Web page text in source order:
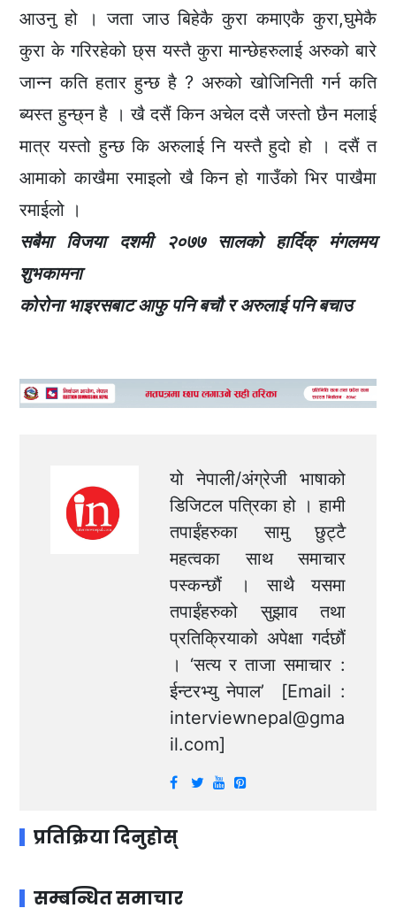
आउनु हो । जता जाउ बिहेकै कुरा कमाएकै कुरा,घुमेकै
कुरा के गरिरहेको छ्स यस्तै कुरा मान्छेहरुलाई अरुको बारे
जान्न कति हतार हुन्छ है ? अरुको खोजिनिती गर्न कति
ब्यस्त हुन्छ्न है । खै दसैं किन अचेल दसै जस्तो छैन मलाई
मात्र यस्तो हुन्छ कि अरुलाई नि यस्तै हुदो हो । दसैं त
आमाको काखैमा रमाइलो खै किन हो गाउँको भिर पाखैमा
रमाईलो ।
सबैमा विजया दशमी २०७७ सालको हार्दिक् मंगलमय
शुभकामना
कोरोना भाइरसबाट आफु पनि बचौ र अरुलाई पनि बचाउ
यो नेपाली/अंग्रेजी भाषाको
डिजिटल पत्रिका हो । हामी
तपाईंहरुका सामु छुट्टै
महत्वका साथ समाचार
पस्कन्छौं । साथै यसमा
तपाईंहरुको सुझाव तथा
प्रतिक्रियाको अपेक्षा गर्दछौं
। ‘सत्य र ताजा समाचार :
ईन्टरभ्यु नेपाल’ [Email :
interviewnepal@gma
il.com]
प्रतिक्रिया दिनुहोस्
सम्बन्धित समाचार